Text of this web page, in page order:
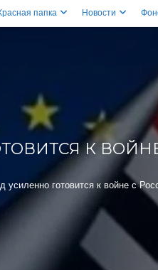
папка Новости
К
усиленно готовится к войне с